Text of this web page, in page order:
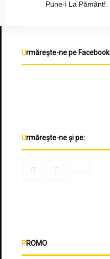
Pune-i La Pământ!
Urmărește-ne pe Facebook
Urmărește-ne și pe:
PROMO